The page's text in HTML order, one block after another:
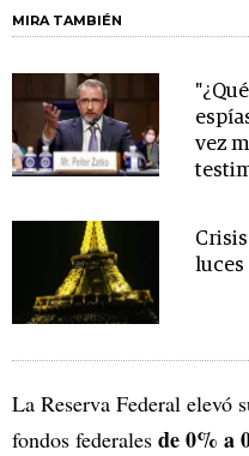
MIRA TAMBIÉN
vez
luces
La Reserva Federal elevó
fondos federales de 0% a